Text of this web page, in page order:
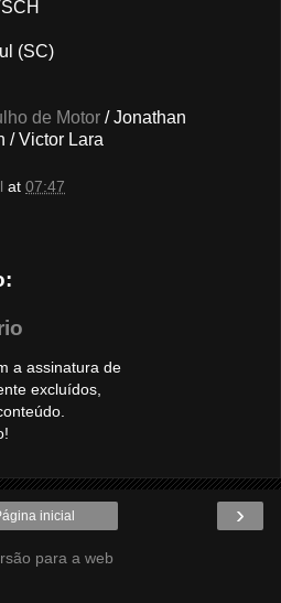
(SC)
de Motor / Jonathan
/ Victor Lara
at 07:47
a assinatura de
excluídos,
›
inicial
para a web